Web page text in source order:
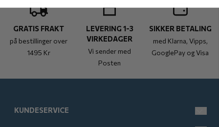
GRATIS FRAKT
på bestillinger over
1495 Kr
LEVERING 1-3
VIRKEDAGER
Vi sender med
Posten
SIKKER BETALING
med Klarna, Vipps,
GooglePay og Visa
KUNDESERVICE